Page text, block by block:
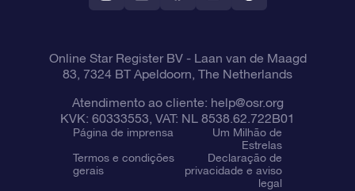
Online Star Register BV- Laan van de Maagd
83, 7324 BT Apeldoorn, The Netherlands
Atendimento ao cliente: help@osr.org
KVK: 60333553, VAT: NL 8538.62.722B01
Página de imprensa
Um Milhão de
Estrelas
Termos e condições
gerais
Declaração de
privacidade e aviso
legal